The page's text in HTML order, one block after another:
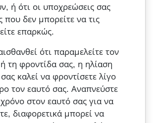
ή ότι οι υποχρεώσεις σας
που δεν μπορείτε να τις
επαρκώς.
ότι παραμελείτε τον
τη φροντίδα σας, η ηλίαση
καλεί να φροντίσετε λίγο
τον εαυτό σας. Αναπνεύστε
στον εαυτό σας για να
διαφορετικά μπορεί να